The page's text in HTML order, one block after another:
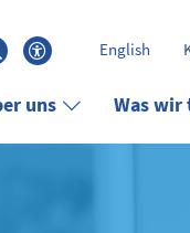
Suche
öffnenBarrierefreiheits-
English
uns Was wir